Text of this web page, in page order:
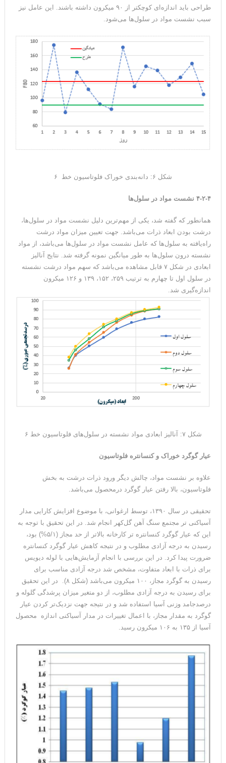
طراحی باید اندازه‌ای کوچکتر از ۹۰ میکرون داشته باشند. این عامل نیز
سبب نشست مواد در سلول‌ها می‌شود.
شکل ۶: دانه‌بندی خوراک فلوتاسیون خط ۶
۴-۲-۴ نشست مواد در سلول‌ها
همانطور که گفته شد، یکی از مهم‌ترین دلیل نشست مواد در سلول‌ها،
درشت بودن ابعاد ذرات می‌باشد. جهت تعیین میزان مواد درشت
راه‌یافته به سلول‌ها که عامل نشست مواد در سلول‌ها می‌باشد، از مواد
نشسته درون سلول‌ها به طور میانگین نمونه گرفته شد. نتایج آنالیز
ابعادی در شکل ۷ قابل مشاهده می‌باشد که سهم مواد درشت نشسته
در سلول اول تا چهارم به ترتیب ۲۵۹، ۱۵۲، ۱۳۹ و ۱۲۶ میکرون
اندازه‌گیری شد.
شکل ۷: آنالیز ابعادی مواد نشسته در سلول‌های فلوتاسیون خط ۶
عیار گوگرد خوراک و کنسانتره فلوتاسیون
علاوه بر نشست مواد، چالش دیگر ورود ذرات درشت به بخش
فلوتاسیون، بالا رفتن عیار گوگرد درمحصول می‌باشد.
تحقیقی در سال ۱۳۹۰، توسط ارغوانی، با موضوع افزایش کارایی مدار
آسیاکنی تر مجتمع سنگ آهن گل‌کهر انجام شد. در این تحقیق با توجه به
این که عیار گوگرد کنسانتره تر کارخانه بالاتر از حد مجاز (۵/۱%) بود،
رسیدن به درجه آزادی مطلوب و در نتیجه کاهش عیار گوگرد کنسانتره
ضرورت پیدا کرد. در این بررسی با انجام آزمایش‌هایی با لوله دیویس
برای ذرات با ابعاد متفاوت، مشخص شد درجه آزادی مناسب برای
رسیدن به گوگرد مجاز، ۱۰۰ میکرون می‌باشد (شکل ۸). در این تحقیق
برای رسیدن به درجه آزادی مطلوب، از دو متغیر میزان پرشدگی گلوله و
درصدجامد وزنی آسیا استفاده شد و در نتیجه جهت نزدیک‌تر کردن عیار
گوگرد به مقدار مجاز، با اعمال تغییرات در مدار آسیاکنی اندازه
محصول
آسیا از ۱۳۵ به ۱۰۶ میکرون رسید.